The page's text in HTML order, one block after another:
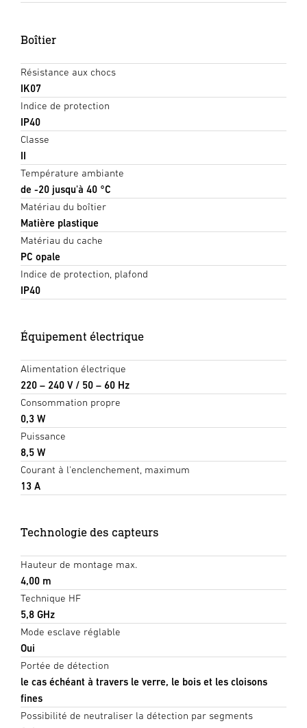
Boîtier
Résistance aux chocs
IK07
Indice de protection
IP40
Classe
II
Température ambiante
de -20 jusqu'à 40 °C
Matériau du boîtier
Matière plastique
Matériau du cache
PC opale
Indice de protection, plafond
IP40
Équipement électrique
Alimentation électrique
220 – 240 V / 50 – 60 Hz
Consommation propre
0,3 W
Puissance
8,5 W
Courant à l'enclenchement, maximum
13 A
Technologie des capteurs
Hauteur de montage max.
4,00 m
Technique HF
5,8 GHz
Mode esclave réglable
Oui
Portée de détection
le cas échéant à travers le verre, le bois et les cloisons
fines
Possibilité de neutraliser la détection par segments